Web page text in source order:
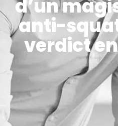
d’un
anti-squat
verdict en